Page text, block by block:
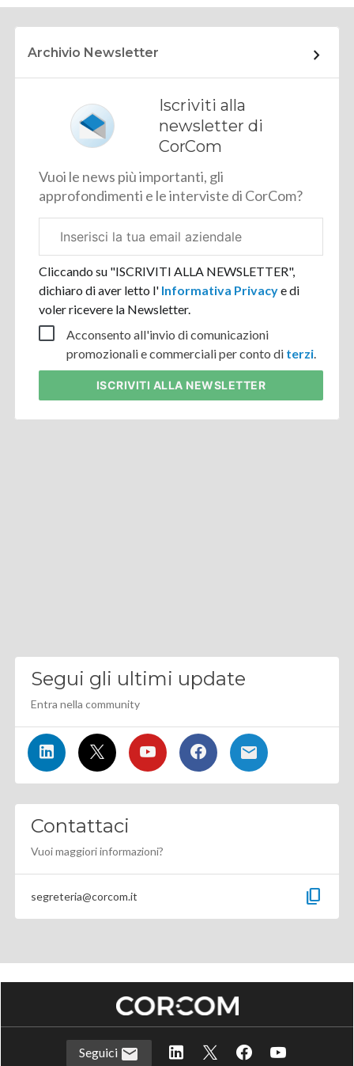
Archivio Newsletter
Iscriviti alla
newsletter di
CorCom
Vuoi le news più importanti, gli
approfondimenti e le interviste di CorCom?
aziendale
Cliccando su "ISCRIVITI ALLA NEWSLETTER",
dichiaro di aver letto l' Informativa Privacye di
voler ricevere la Newsletter.
Acconsento all'invio di comunicazioni
promozionali e commerciali per conto di terzi.
ISCRIVITI ALLA NEWSLETTER
Segui gli ultimi update
Entra nella community
Contattaci
Vuoi maggiori informazioni?
segreteria@corcom.it content_copy
Seguici